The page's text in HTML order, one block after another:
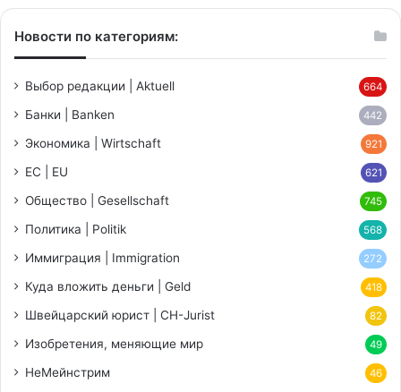
Новости по категориям:
Выбор редакции | Aktuell 664
Банки | Banken 442
Экономика | Wirtschaft 921
ЕС | EU 621
Общество | Gesellschaft 745
Политика | Politik 568
Иммиграция | Immigration 272
Куда вложить деньги | Geld 418
Швейцарский юрист | CH-Jurist 82
Изобретения, меняющие мир 49
НеМейнстрим 46